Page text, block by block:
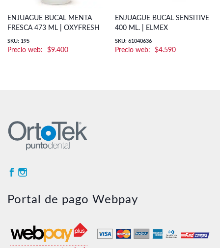
ENJUAGUE BUCAL MENTA
FRESCA 473 ML | OXYFRESH
SKU: 195
$9.400
ENJUAGUE BUCAL SENSITIVE
400 ML. | ELMEX
SKU: 61040636
$4.590
Portal de pago Webpay